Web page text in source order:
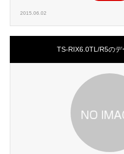
2015.06.02
TS-RIX6.0TL/R5のデ